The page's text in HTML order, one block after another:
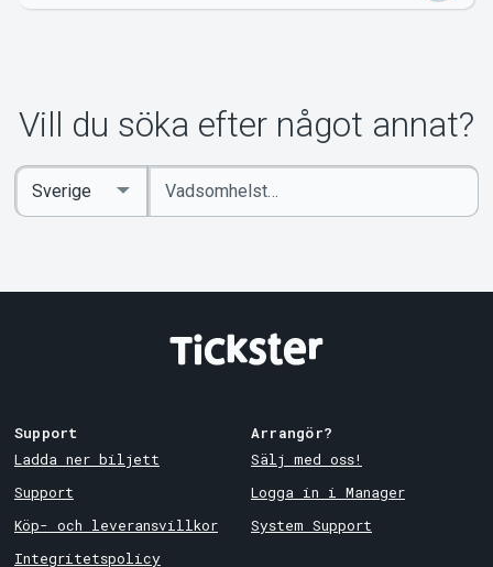
Vill du söka efter något annat?
Ange
sökord
Select
Country
Support
Ladda ner biljett
Support
Köp- och leveransvillkor
Integritetspolicy
Arrangör?
Sälj med oss!
Logga in i Manager
System Support